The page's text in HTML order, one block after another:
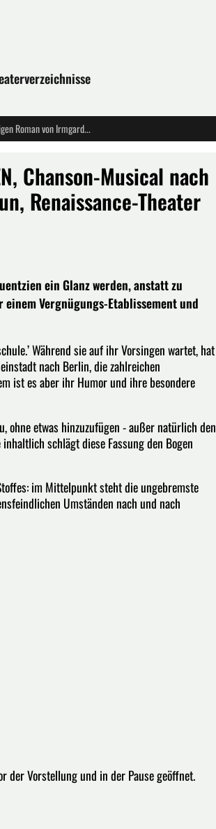
Uraufführung: DAS KUNSTSEIDENE MÄDCHEN, Chanson-Musical nach dem gleichnamigen Roman von Irmgard Keun, Renaissance-Theater Berlin
Chanson-Musical nach
Renaissance-Theater
ein Glanz werden, anstatt zu
Vergnügungs-Etablissement und
Während sie auf ihr Vorsingen wartet, hat
nach Berlin, die zahlreichen
ist es aber ihr Humor und ihre besondere
ohne etwas hinzuzufügen - außer natürlich den
schlägt diese Fassung den Bogen
im Mittelpunkt steht die ungebremste
Umständen nach und nach
der Vorstellung und in der Pause geöffnet.